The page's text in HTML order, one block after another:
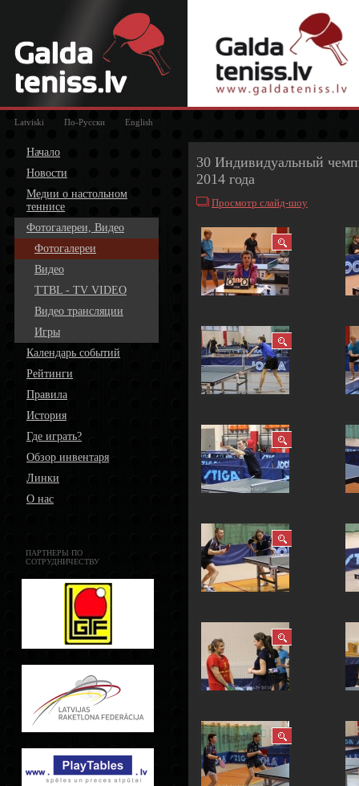
Latviski По-Русски English
Начало
Новости
Медии о настольном
теннисе
Фотогалереи, Видео
Фотогалереи
Видео
TTBL - TV VIDEO
Видео трансляции
Игры
Календарь событий
Рейтинги
Правила
История
Где играть?
Обзор инвентаря
Линки
О нас
ПАРТНЕРЫ ПО
СОТРУДНИЧЕСТВУ
30 Индивидуальный
2014 года
Просмотр слайд-шоу